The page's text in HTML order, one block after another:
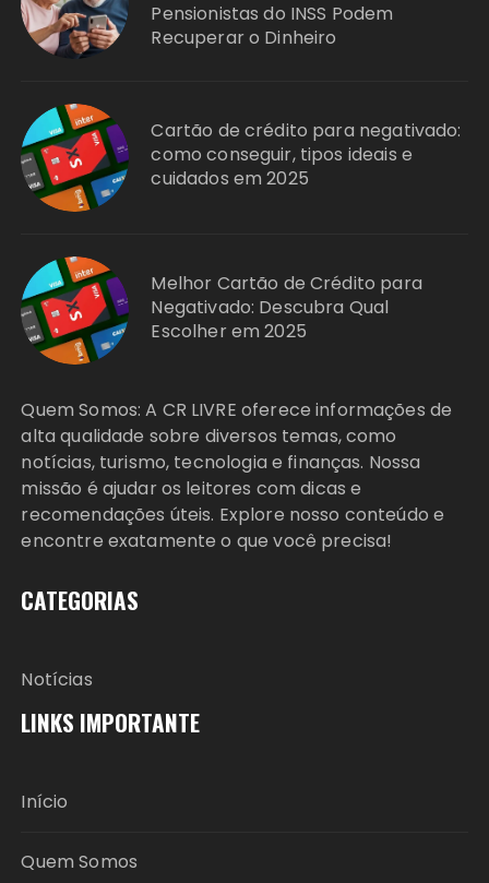
Pensionistas do INSS Podem
Recuperar o Dinheiro
Cartão de crédito para negativado:
como conseguir, tipos ideais e
cuidados em 2025
Melhor Cartão de Crédito para
Negativado: Descubra Qual
Escolher em 2025
Quem Somos: A CR LIVRE oferece informações de
alta qualidade sobre diversos temas, como
notícias, turismo, tecnologia e finanças. Nossa
missão é ajudar os leitores com dicas e
recomendações úteis. Explore nosso conteúdo e
encontre exatamente o que você precisa!
CATEGORIAS
Notícias
LINKS IMPORTANTE
Início
Quem Somos